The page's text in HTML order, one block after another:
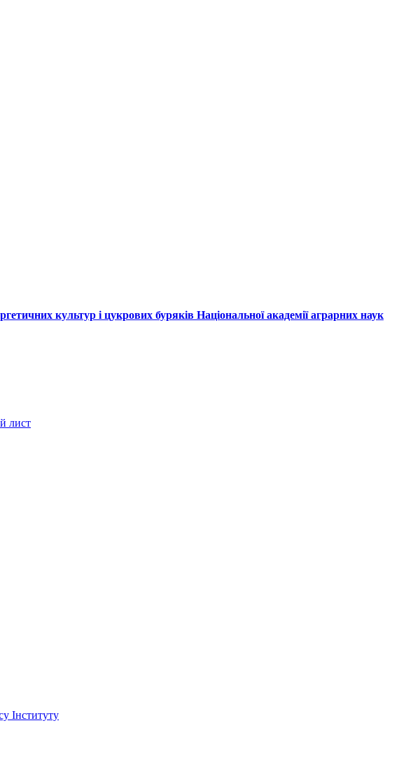
культур і цукрових буряків Національної академії аграрних наук
лист
Інституту